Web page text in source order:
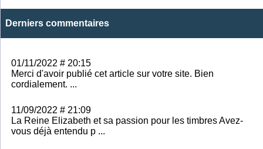
Derniers commentaires
01/11/2022 # 20:15
Merci d'avoir publié cet article sur votre site. Bien
cordialement. ...
11/09/2022 # 21:09
La Reine Elizabeth et sa passion pour les timbres Avez-
vous déjà entendu p ...